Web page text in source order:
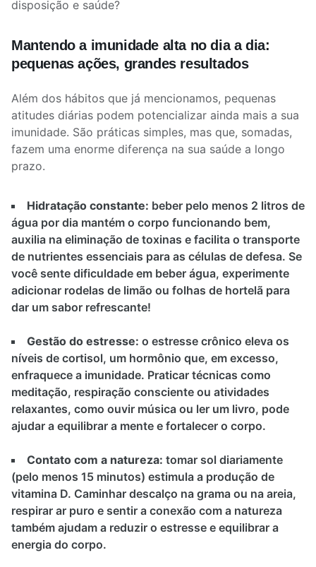
disposição e saúde?
Mantendo a imunidade alta no dia a dia:
pequenas ações, grandes resultados
Além dos hábitos que já mencionamos, pequenas
atitudes diárias podem potencializar ainda mais a sua
imunidade. São práticas simples, mas que, somadas,
fazem uma enorme diferença na sua saúde a longo
prazo.
Hidratação constante: beber pelo menos 2 litros de
água por dia mantém o corpo funcionando bem,
auxilia na eliminação de toxinas e facilita o transporte
de nutrientes essenciais para as células de defesa. Se
você sente dificuldade em beber água, experimente
adicionar rodelas de limão ou folhas de hortelã para
dar um sabor refrescante!
Gestão do estresse: o estresse crônico eleva os
níveis de cortisol, um hormônio que, em excesso,
enfraquece a imunidade. Praticar técnicas como
meditação, respiração consciente ou atividades
relaxantes, como ouvir música ou ler um livro, pode
ajudar a equilibrar a mente e fortalecer o corpo.
Contato com a natureza: tomar sol diariamente
(pelo menos 15 minutos) estimula a produção de
vitamina D. Caminhar descalço na grama ou na areia,
respirar ar puro e sentir a conexão com a natureza
também ajudam a reduzir o estresse e equilibrar a
energia do corpo.